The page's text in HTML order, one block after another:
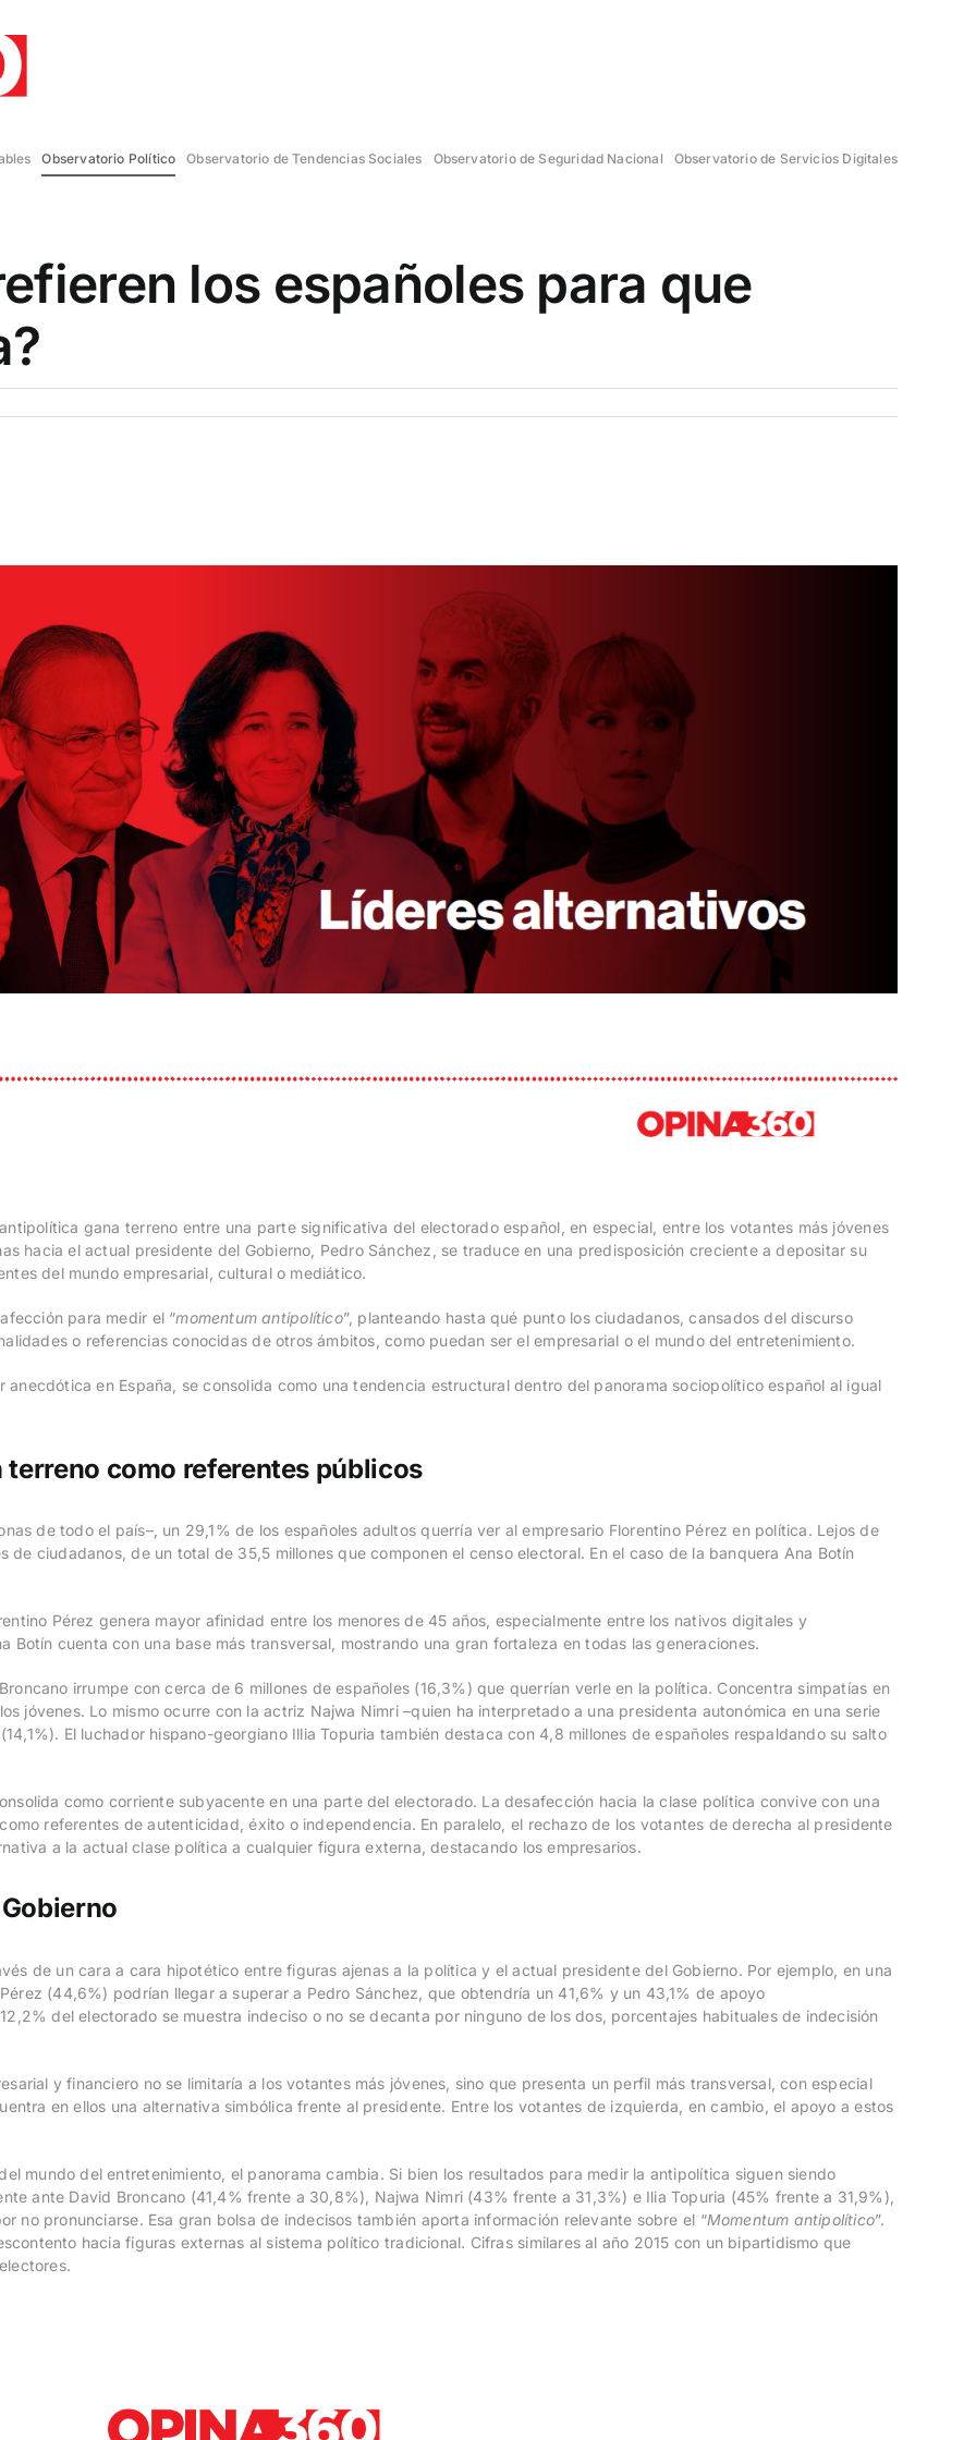
Observatorio Político Observatorio de Tendencias Sociales Observatorio de Seguridad Nacional Observatorio de Servicios Digitales
los españoles para que
gana terreno entre una parte significativa del electorado español, en especial, entre los votantes más jóvenes
hacia el actual presidente del Gobierno, Pedro Sánchez, se traduce en una predisposición creciente a depositar su
del mundo empresarial, cultural o mediático.
para medir el “momentum antipolítico”, planteando hasta qué punto los ciudadanos, cansados del discurso
o referencias conocidas de otros ámbitos, como puedan ser el empresarial o el mundo del entretenimiento.
en España, se consolida como una tendencia estructural dentro del panorama sociopolítico español al igual
como referentes públicos
de todo el país–, un 29,1% de los españoles adultos querría ver al empresario Florentino Pérez en política. Lejos de
de ciudadanos, de un total de 35,5 millones que componen el censo electoral. En el caso de la banquera Ana Botín
Pérez genera mayor afinidad entre los menores de 45 años, especialmente entre los nativos digitales y
Botín cuenta con una base más transversal, mostrando una gran fortaleza en todas las generaciones.
irrumpe con cerca de 6 millones de españoles (16,3%) que querrían verle en la política. Concentra simpatías en
jóvenes. Lo mismo ocurre con la actriz Najwa Nimri –quien ha interpretado a una presidenta autonómica en una serie
El luchador hispano-georgiano Illia Topuria también destaca con 4,8 millones de españoles respaldando su salto
como corriente subyacente en una parte del electorado. La desafección hacia la clase política convive con una
referentes de autenticidad, éxito o independencia. En paralelo, el rechazo de los votantes de derecha al presidente
a la actual clase política a cualquier figura externa, destacando los empresarios.
de un cara a cara hipotético entre figuras ajenas a la política y el actual presidente del Gobierno. Por ejemplo, en una
(44,6%) podrían llegar a superar a Pedro Sánchez, que obtendría un 41,6% y un 43,1% de apoyo
del electorado se muestra indeciso o no se decanta por ninguno de los dos, porcentajes habituales de indecisión
y financiero no se limitaría a los votantes más jóvenes, sino que presenta un perfil más transversal, con especial
en ellos una alternativa simbólica frente al presidente. Entre los votantes de izquierda, en cambio, el apoyo a estos
mundo del entretenimiento, el panorama cambia. Si bien los resultados para medir la antipolítica siguen siendo
ante David Broncano (41,4% frente a 30,8%), Najwa Nimri (43% frente a 31,3%) e Ilia Topuria (45% frente a 31,9%),
no pronunciarse. Esa gran bolsa de indecisos también aporta información relevante sobre el “Momentum antipolítico”.
hacia figuras externas al sistema político tradicional. Cifras similares al año 2015 con un bipartidismo que